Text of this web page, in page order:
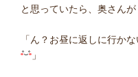
と思っていたら、奥さんが
「ん？お昼に返しに行か
」